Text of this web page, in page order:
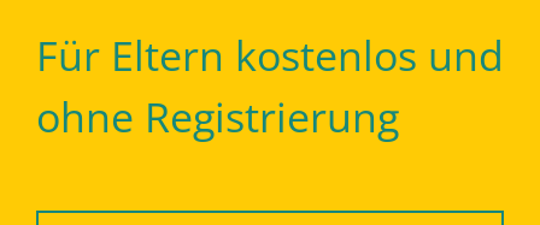
Für Eltern kostenlos und
ohne Registrierung